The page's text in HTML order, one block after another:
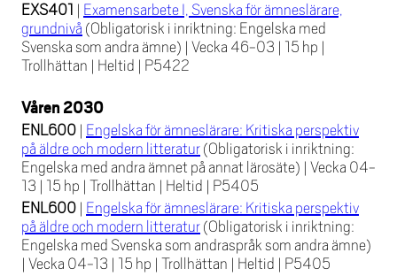
EXS401 | Examensarbete I, Svenska för ämneslärare,
grundnivå (Obligatorisk i inriktning: Engelska med
Svenska som andra ämne) | Vecka 46-03 | 15 hp |
Trollhättan | Heltid | P5422
Våren 2030
ENL600 | Engelska för ämneslärare: Kritiska perspektiv
på äldre och modern litteratur (Obligatorisk i inriktning:
Engelska med andra ämnet på annat lärosäte) | Vecka 04-
13 | 15 hp | Trollhättan | Heltid | P5405
ENL600 | Engelska för ämneslärare: Kritiska perspektiv
på äldre och modern litteratur (Obligatorisk i inriktning:
Engelska med Svenska som andraspråk som andra ämne)
| Vecka 04-13 | 15 hp | Trollhättan | Heltid | P5405